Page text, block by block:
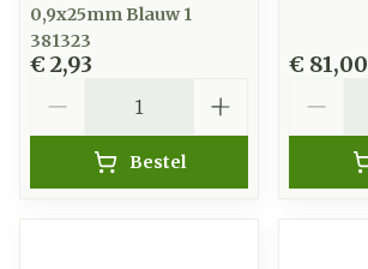
0,9x25mm Blauw 1
381323
€ 2,93
Bestel
€ 81,00